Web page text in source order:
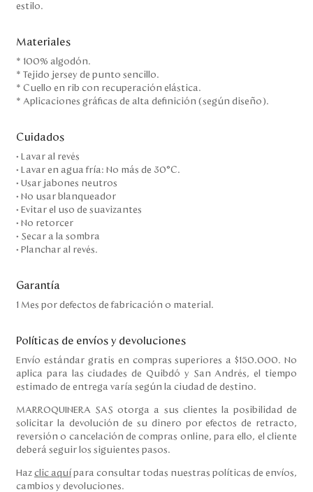
estilo.
Materiales
* 100% algodón.
* Tejido jersey de punto sencillo.
* Cuello en rib con recuperación elástica.
* Aplicaciones gráficas de alta definición (según diseño).
Cuidados
• Lavar al revés
• Lavar en agua fría: No más de 30°C.
• Usar jabones neutros
• No usar blanqueador
• Evitar el uso de suavizantes
• No retorcer
• Secar a la sombra
• Planchar al revés.
Garantía
1 Mes por defectos de fabricación o material.
Políticas de envíos y devoluciones
Envío estándar gratis en compras superiores a $150.000. No
aplica para las ciudades de Quibdó y San Andrés, el tiempo
estimado de entrega varía según la ciudad de destino.
MARROQUINERA SAS otorga a sus clientes la posibilidad de
solicitar la devolución de su dinero por efectos de retracto,
reversión o cancelación de compras online, para ello, el cliente
deberá seguir los siguientes pasos.
Haz clic aquí para consultar todas nuestras políticas de envíos,
cambios y devoluciones.